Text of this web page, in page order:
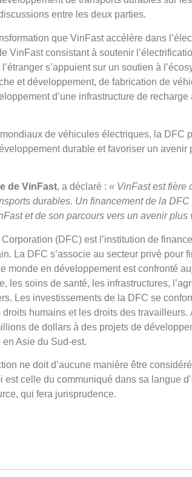
entre les deux parties.
que VinFast accélère dans
VinFast consistant à soutenir
s’appuient sur un soutien à
et développement, de fabrication de
d’une infrastructure de recharge
de véhicules électriques, la DFC
durable et favoriser un avenir
de VinFast, a déclaré : « VinFast est fière
durables. Un financement de la
et de son parcours vers un avenir plus
(DFC) est l’institution de
La DFC s’associe au secteur privé pour
monde en développement est confronté
les soins de santé, les infrastructures,
Les investissements de la DFC se
humains et les droits des travailleurs.
de dollars à des projets de
Asie du Sud-est.
ne doit d’aucune manière être
celle du communiqué dans sa langue
qui fera jurisprudence.